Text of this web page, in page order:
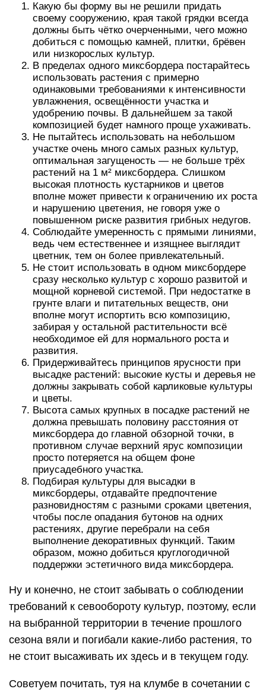
Какую бы форму вы не решили придать
своему сооружению, края такой грядки всегда
должны быть чётко очерченными, чего можно
добиться с помощью камней, плитки, брёвен
или низкорослых культур.
В пределах одного миксбордера постарайтесь
использовать растения с примерно
одинаковыми требованиями к интенсивности
увлажнения, освещённости участка и
удобрению почвы. В дальнейшем за такой
композицией будет намного проще ухаживать.
Не пытайтесь использовать на небольшом
участке очень много самых разных культур,
оптимальная загущеность — не больше трёх
растений на 1 м² миксбордера. Слишком
высокая плотность кустарников и цветов
вполне может привести к ограничению их роста
и нарушению цветения, не говоря уже о
повышенном риске развития грибных недугов.
Соблюдайте умеренность с прямыми линиями,
ведь чем естественнее и изящнее выглядит
цветник, тем он более привлекательный.
Не стоит использовать в одном миксбордере
сразу несколько культур с хорошо развитой и
мощной корневой системой. При недостатке в
грунте влаги и питательных веществ, они
вполне могут испортить всю композицию,
забирая у остальной растительности всё
необходимое ей для нормального роста и
развития.
Придерживайтесь принципов ярусности при
высадке растений: высокие кусты и деревья не
должны закрывать собой карликовые культуры
и цветы.
Высота самых крупных в посадке растений не
должна превышать половину расстояния от
миксбордера до главной обзорной точки, в
противном случае верхний ярус композиции
просто потеряется на общем фоне
приусадебного участка.
Подбирая культуры для высадки в
миксбордеры, отдавайте предпочтение
разновидностям с разными сроками цветения,
чтобы после опадания бутонов на одних
растениях, другие перебрали на себя
выполнение декоративных функций. Таким
образом, можно добиться круглогодичной
поддержки эстетичного вида миксбордера.
Ну и конечно, не стоит забывать о соблюдении
требований к севообороту культур, поэтому, если
на выбранной территории в течение прошлого
сезона вяли и погибали какие-либо растения, то
не стоит высаживать их здесь и в текущем году.
Советуем почитать, туя на клумбе в сочетании с